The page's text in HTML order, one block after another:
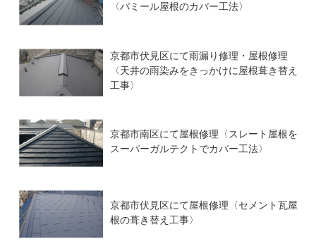
〈パミール屋根のカバー工法〉
京都市伏見区にて雨漏り修理・屋根修理
〈天井の雨染みをきっかけに屋根葺き替え
工事〉
京都市南区にて屋根修理〈スレート屋根を
スーパーガルテクトでカバー工法〉
京都市伏見区にて屋根修理〈セメント瓦屋
根の葺き替え工事〉